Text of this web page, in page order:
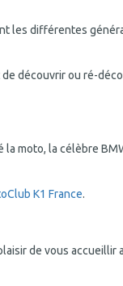
les différentes
découvrir ou ré-
la célèbre
K1 France.
de vous accueillir